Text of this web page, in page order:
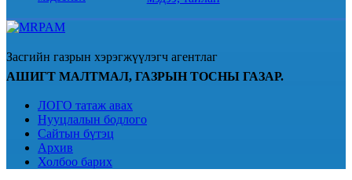
Засгийн газрын хэрэгжүүлэгч агентлаг
АШИГТ МАЛТМАЛ, ГАЗРЫН ТОСНЫ ГАЗАР.
ЛОГО татаж авах
Нууцлалын бодлого
Сайтын бүтэц
Архив
Холбоо барих